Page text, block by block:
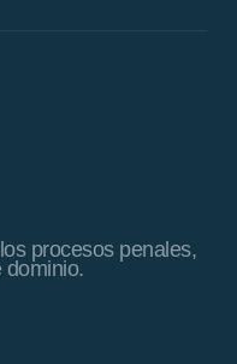
procesos penales,
dominio.